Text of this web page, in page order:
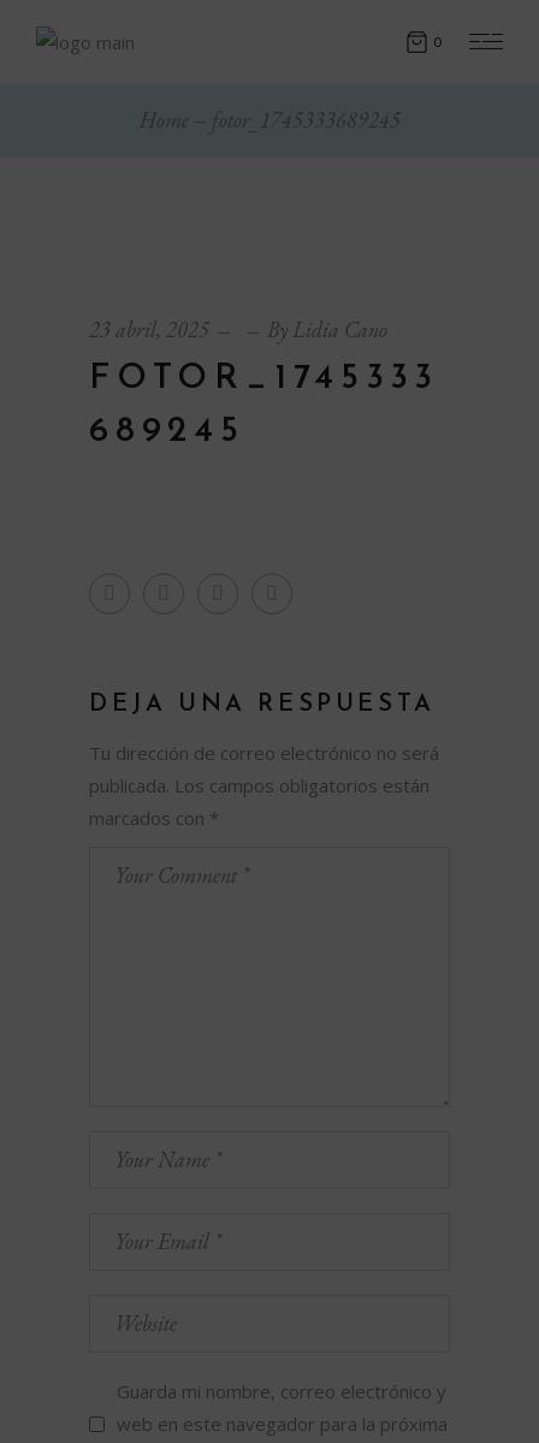
0
Home fotor_1745333689245
23 abril, 2025 By Lidia Cano
FOTOR_1745333
689245
DEJA UNA RESPUESTA
Tu dirección de correo electrónico no será
publicada. Los campos obligatorios están
marcados con *
Guarda mi nombre, correo electrónico y
web en este navegador para la próxima